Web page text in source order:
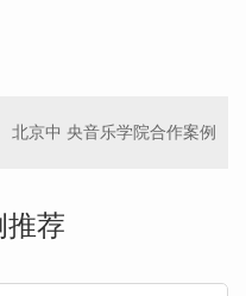
北京中 央音乐学院合作案例
推荐